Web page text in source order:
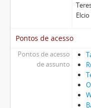
Pontos de acesso
Pontos de acesso
de assunto